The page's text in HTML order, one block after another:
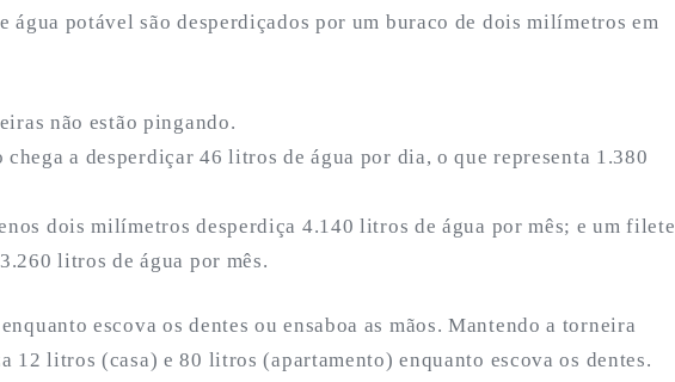
água potável são desperdiçados por um buraco de dois milímetros em
não estão pingando.
a desperdiçar 46 litros de água por dia, o que representa 1.380
dois milímetros desperdiça 4.140 litros de água por mês; e um filete
litros de água por mês.
escova os dentes ou ensaboa as mãos. Mantendo a torneira
12 litros (casa) e 80 litros (apartamento) enquanto escova os dentes.